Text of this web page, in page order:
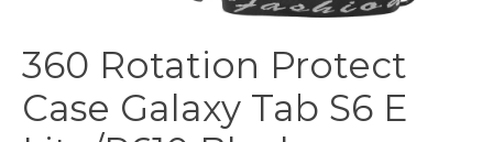
360 Rotation Protect
Case Galaxy Tab S6 E